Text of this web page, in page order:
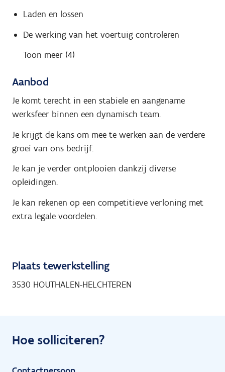
Laden en lossen
De werking van het voertuig controleren
Toon meer (4)
Aanbod
Je komt terecht in een stabiele en aangename
werksfeer binnen een dynamisch team.
Je krijgt de kans om mee te werken aan de verdere
groei van ons bedrijf.
Je kan je verder ontplooien dankzij diverse
opleidingen.
Je kan rekenen op een competitieve verloning met
extra legale voordelen.
Plaats tewerkstelling
3530 HOUTHALEN-HELCHTEREN
Hoe solliciteren?